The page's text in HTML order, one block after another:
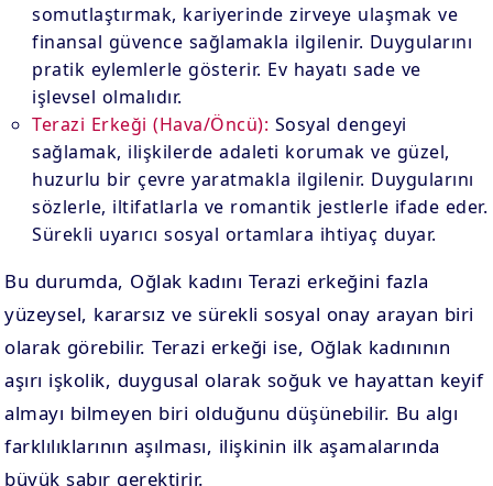
somutlaştırmak, kariyerinde zirveye ulaşmak ve
finansal güvence sağlamakla ilgilenir. Duygularını
pratik eylemlerle gösterir. Ev hayatı sade ve
işlevsel olmalıdır.
Terazi Erkeği (Hava/Öncü): Sosyal dengeyi
sağlamak, ilişkilerde adaleti korumak ve güzel,
huzurlu bir çevre yaratmakla ilgilenir. Duygularını
sözlerle, iltifatlarla ve romantik jestlerle ifade eder.
Sürekli uyarıcı sosyal ortamlara ihtiyaç duyar.
Bu durumda, Oğlak kadını Terazi erkeğini fazla
yüzeysel, kararsız ve sürekli sosyal onay arayan biri
olarak görebilir. Terazi erkeği ise, Oğlak kadınının
aşırı işkolik, duygusal olarak soğuk ve hayattan keyif
almayı bilmeyen biri olduğunu düşünebilir. Bu algı
farklılıklarının aşılması, ilişkinin ilk aşamalarında
büyük sabır gerektirir.